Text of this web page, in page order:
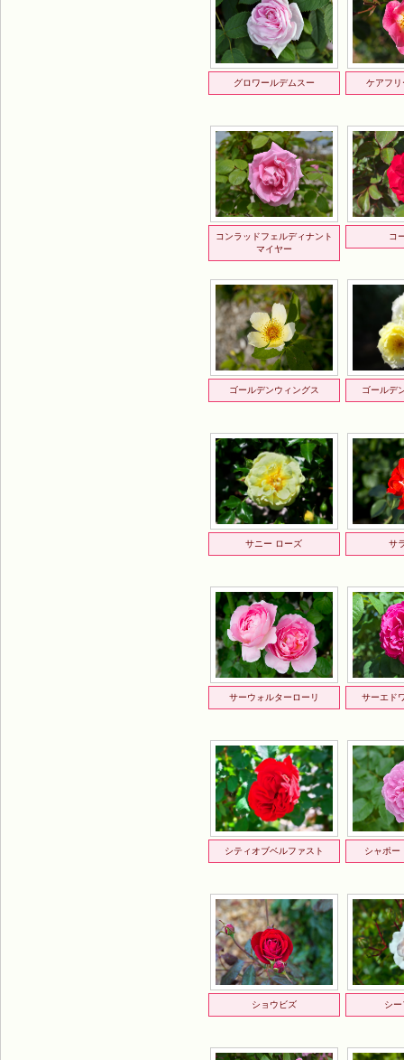
グロワールデムスー ケアフ
コンラッドフェルディナント
マイヤー
コ
ゴールデンウィングス ゴールデ
サニー ローズ サ
サーウォルターローリ サーエド
シティオブベルファスト シャポー
ショウビズ シ